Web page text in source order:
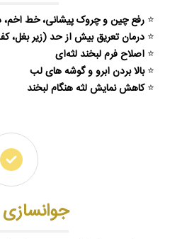
⭐رفع چین‌ و چروک پیشانی، خط
⭐درمان تعریق بیش از حد (زیر بغل،
⭐اصلاح فرم لبخند لثه‌ای
⭐بالا بردن ابرو و گوشه‌ های لب
⭐کاهش نمایش لثه هنگام لبخند